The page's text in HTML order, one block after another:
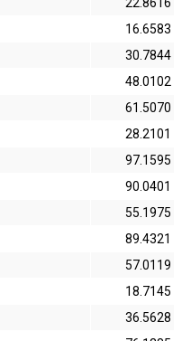
16.6583
30.7844
48.0102
61.5070
28.2101
97.1595
90.0401
55.1975
89.4321
57.0119
18.7145
36.5628